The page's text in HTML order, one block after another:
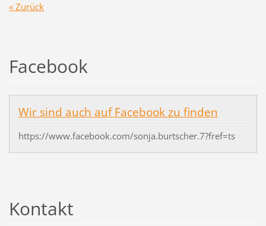
« Zurück
Facebook
Wir sind auch auf Facebook zu finden
https://www.facebook.com/sonja.burtscher.7?fref=ts
Kontakt